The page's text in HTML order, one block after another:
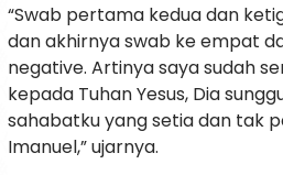
“Swab pertama kedua dan
dan akhirnya swab ke empat
negative. Artinya saya sudah
kepada Tuhan Yesus, Dia
sahabatku yang setia dan tak
Imanuel,” ujarnya.